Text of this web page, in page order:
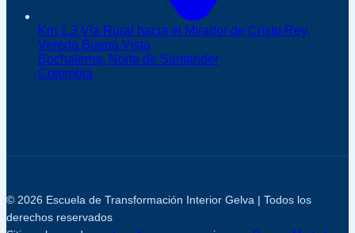
Km 1.3 Vía Rural hacia el Mirador de Cristo Rey,
Vereda Buena Vista
Bochalema, Norte de Santander
Colombia
© 2026 Escuela de Transformación Interior Gelva | Todos los
derechos reservados